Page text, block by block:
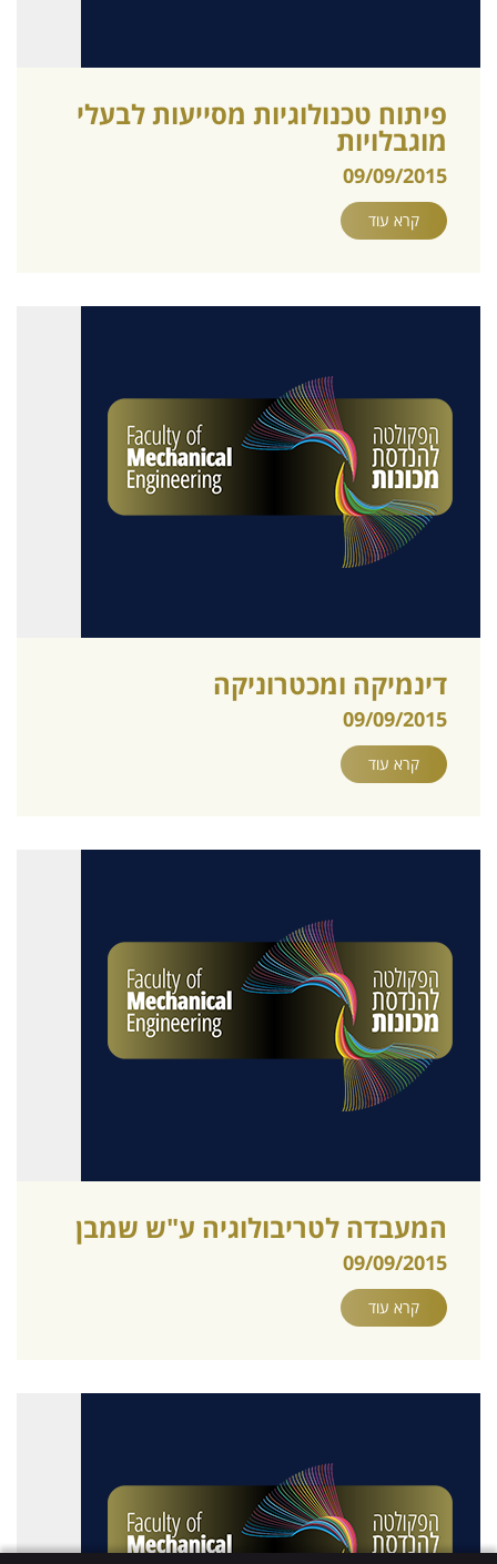
פיתוח טכנולוגיות מסייעות לבעלי
מוגבלויות
09/09/2015
קרא עוד
דינמיקה ומכטרוניקה
09/09/2015
קרא עוד
המעבדה לטריבולוגיה ע"ש שמבן
09/09/2015
קרא עוד